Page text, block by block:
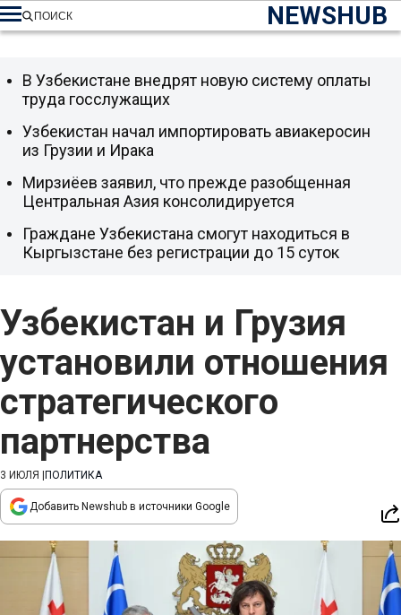
NEWSHUB
ПОИСК
Узбекистан и Грузия
установили отношения
стратегического
партнерства
3 ИЮЛЯ ПОЛИТИКА
Добавить Newshub в источники Google
В Узбекистане внедрят новую систему оплаты
труда госслужащих
Узбекистан начал импортировать авиакеросин
из Грузии и Ирака
Мирзиёев заявил, что прежде разобщенная
Центральная Азия консолидируется
Граждане Узбекистана смогут находиться в
Кыргызстане без регистрации до 15 суток